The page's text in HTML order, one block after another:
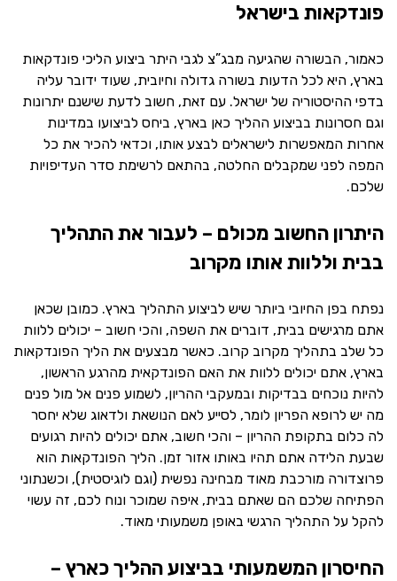
פונדקאות בישראל
כאמור, הבשורה שהגיעה מבג”צ לגבי היתר ביצוע הליכי פונדקאות
בארץ, היא לכל הדעות בשורה גדולה וחיובית, שעוד ידובר עליה
בדפי ההיסטוריה של ישראל. עם זאת, חשוב לדעת שישנם יתרונות
וגם חסרונות בביצוע ההליך כאן בארץ, ביחס לביצועו במדינות
אחרות המאפשרות לישראלים לבצע אותו, וכדאי להכיר את כל
המפה לפני שמקבלים החלטה, בהתאם לרשימת סדר העדיפויות
שלכם.
היתרון החשוב מכולם – לעבור את התהליך
בבית וללוות אותו מקרוב
נפתח בפן החיובי ביותר שיש לביצוע התהליך בארץ. כמובן שכאן
אתם מרגישים בבית, דוברים את השפה, והכי חשוב – יכולים ללוות
כל שלב בתהליך מקרוב קרוב. כאשר מבצעים את הליך הפונדקאות
בארץ, אתם יכולים ללוות את האם הפונדקאית מהרגע הראשון,
להיות נוכחים בבדיקות ובמעקבי ההריון, לשמוע פנים אל מול פנים
מה יש לרופא הפריון לומר, לסייע לאם הנושאת ולדאוג שלא יחסר
לה כלום בתקופת ההריון – והכי חשוב, אתם יכולים להיות רגועים
שבעת הלידה אתם תהיו באותו אזור זמן. הליך הפונדקאות הוא
פרוצדורה מורכבת מאוד מבחינה נפשית (וגם לוגיסטית), וכשנתוני
הפתיחה שלכם הם שאתם בבית, איפה שמוכר ונוח לכם, זה עשוי
להקל על התהליך הרגשי באופן משמעותי מאוד.
החיסרון המשמעותי בביצוע ההליך כארץ –